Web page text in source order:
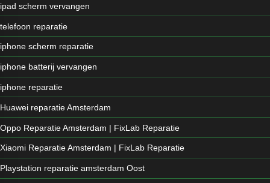
ipad scherm vervangen
telefoon reparatie
iphone scherm reparatie
iphone batterij vervangen
iphone reparatie
Huawei reparatie Amsterdam
Oppo Reparatie Amsterdam | FixLab Reparatie
Xiaomi Reparatie Amsterdam | FixLab Reparatie
Playstation reparatie amsterdam Oost